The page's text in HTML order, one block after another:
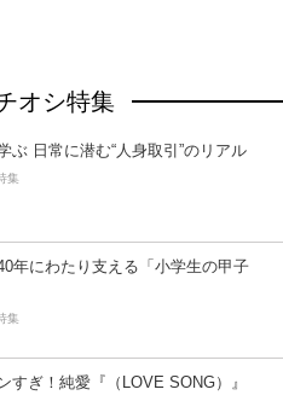
オシ特集
ぶ 日常に潜む“人身取引”のリアル
集
年にわたり支える「小学生の甲子
集
すぎ！純愛『（LOVE SONG）』